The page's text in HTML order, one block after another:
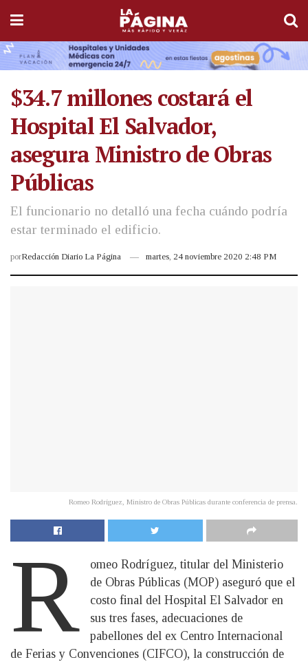
$34.7 millones costará el
Hospital El Salvador,
asegura Ministro de Obras
Públicas
El funcionario no detalló una fecha cuándo podría
estar terminado el edificio.
porRedacción Diario La Página martes, 24 noviembre 2020 2:48 PM
Romeo Rodríguez, Ministro de Obras Públicas durante conferencia de prensa.
R
omeo Rodríguez, titular del Ministerio
de Obras Públicas (MOP) aseguró que el
costo final del Hospital El Salvador en
sus tres fases, adecuaciones de
pabellones del ex Centro Internacional
de Ferias y Convenciones (CIFCO), la construcción de